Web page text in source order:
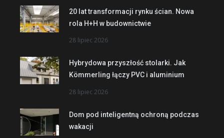
20 lat transformacji rynku ścian. Nowa
rola H+H w budownictwie
28 lipiec 2026
Hybrydowa przyszłość stolarki. Jak
Kömmerling łączy PVC i aluminium
28 lipiec 2026
Dom pod inteligentną ochroną podczas
wakacji